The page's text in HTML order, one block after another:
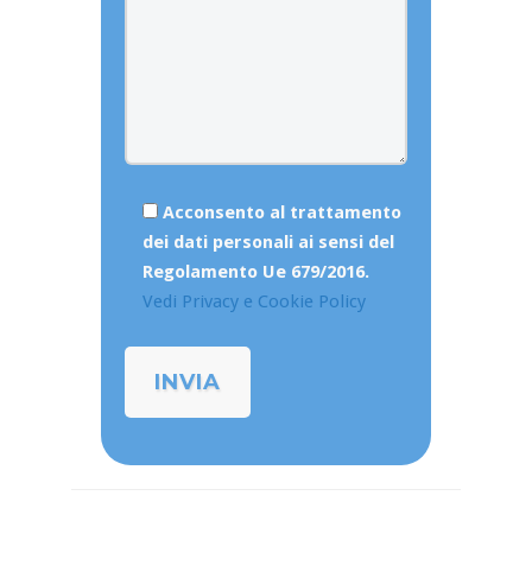
Acconsento al trattamento
dei dati personali ai sensi del
Regolamento Ue 679/2016.
Vedi Privacy e Cookie Policy